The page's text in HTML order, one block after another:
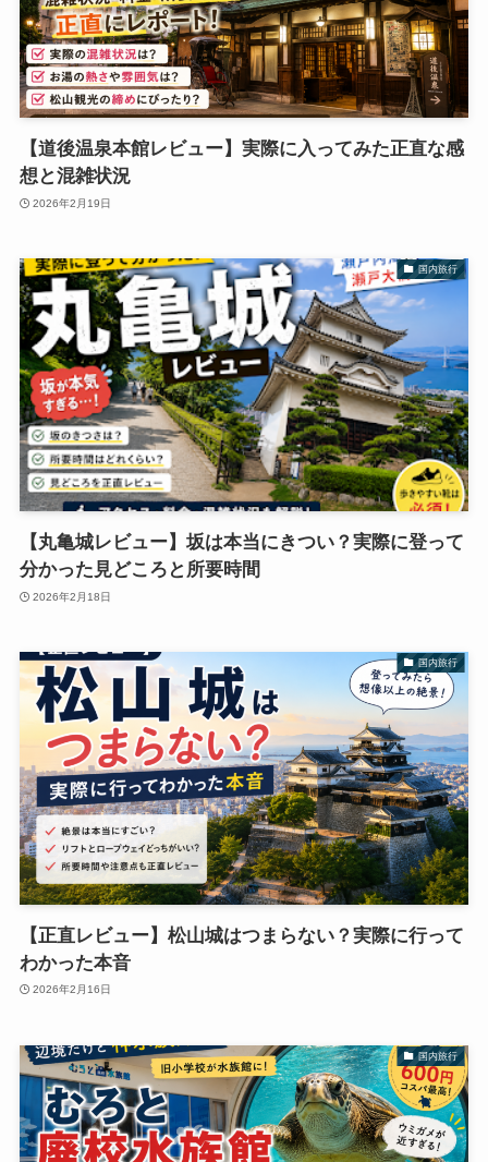
【道後温泉本館レビュー】実際に入ってみた正直な感
想と混雑状況
2026年2月19日
国内旅行
【丸亀城レビュー】坂は本当にきつい？実際に登って
分かった見どころと所要時間
2026年2月18日
国内旅行
【正直レビュー】松山城はつまらない？実際に行って
わかった本音
2026年2月16日
国内旅行